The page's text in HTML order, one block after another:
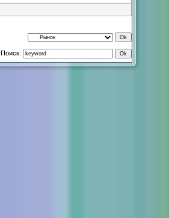
Поиск: